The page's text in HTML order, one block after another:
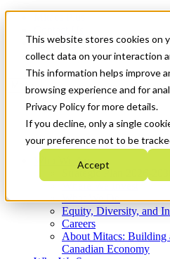
This website stores cookies on
collect data on your interaction
This information helps improve
browsing experience and for
Privacy Policy for more details.
If you decline, only a single
your preference not to be
Accept
News & Events
Get Started
Menu
Who We Are
Strategic Plan 2026-2030
What We Do
Equity, Diversity, and
Careers
About Mitacs: Building
Canadian Economy